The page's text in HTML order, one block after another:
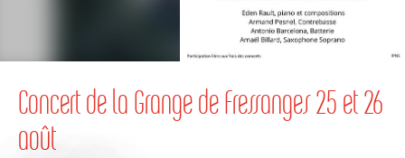
Concert de la Grange de Fressanges 25 et 26
août